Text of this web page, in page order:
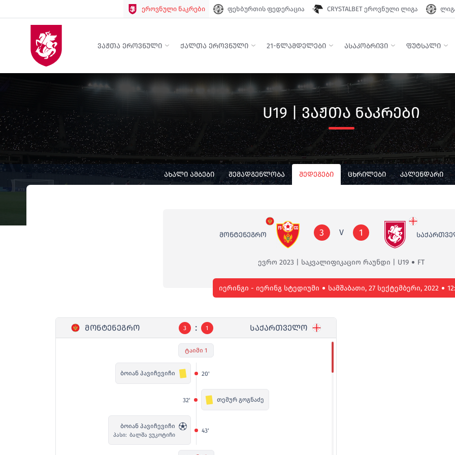
ეროვნული ნაკრები ფეხბურთის ფედერაცია CRYSTALBET ეროვნული ლიგა
ᲕᲐᲟᲗᲐ ᲔᲠᲝᲕᲜᲣᲚᲘ ᲥᲐᲚᲗᲐ ᲔᲠᲝᲕᲜᲣᲚᲘ 21-ᲬᲚᲐᲛᲓᲔᲚᲔᲑᲘ ᲐᲡᲐᲙᲝᲑᲠᲘᲕᲘ ᲤᲣᲢᲡᲐᲚᲘ
U19 | ᲕᲐᲟᲗᲐ ᲜᲐᲙᲠᲔᲑᲘ
ᲐᲮᲐᲚᲘ ᲐᲛᲑᲔᲑᲘ ᲨᲔᲛᲐᲓᲒᲔᲜᲚᲝᲑᲐ ᲨᲔᲓᲔᲒᲔᲑᲘ ᲪᲮᲠᲘᲚᲔᲑᲘ ᲙᲐᲚᲔᲜᲓᲐᲠᲘ
ᲛᲝᲜᲢᲔᲜᲔᲒᲠᲝ 3 V 1
ევრო 2023 | საკვალიფიკაციო რაუნდი | U19 FT
იერინგი - იერინგ სტედიუმი სამშაბათი, 27 სექტემბერი, 2022
ᲛᲝᲜᲢᲔᲜᲔᲒᲠᲝ 3 : 1 ᲡᲐᲥᲐᲠᲗᲕᲔᲚᲝ
ტაიმი 1
20'
ბოიან პავიჩევიჩი
32' თემურ გოგნაძე
43'
ბოიან პავიჩევიჩი
პასი: ბალშა ვუკოტიჩი